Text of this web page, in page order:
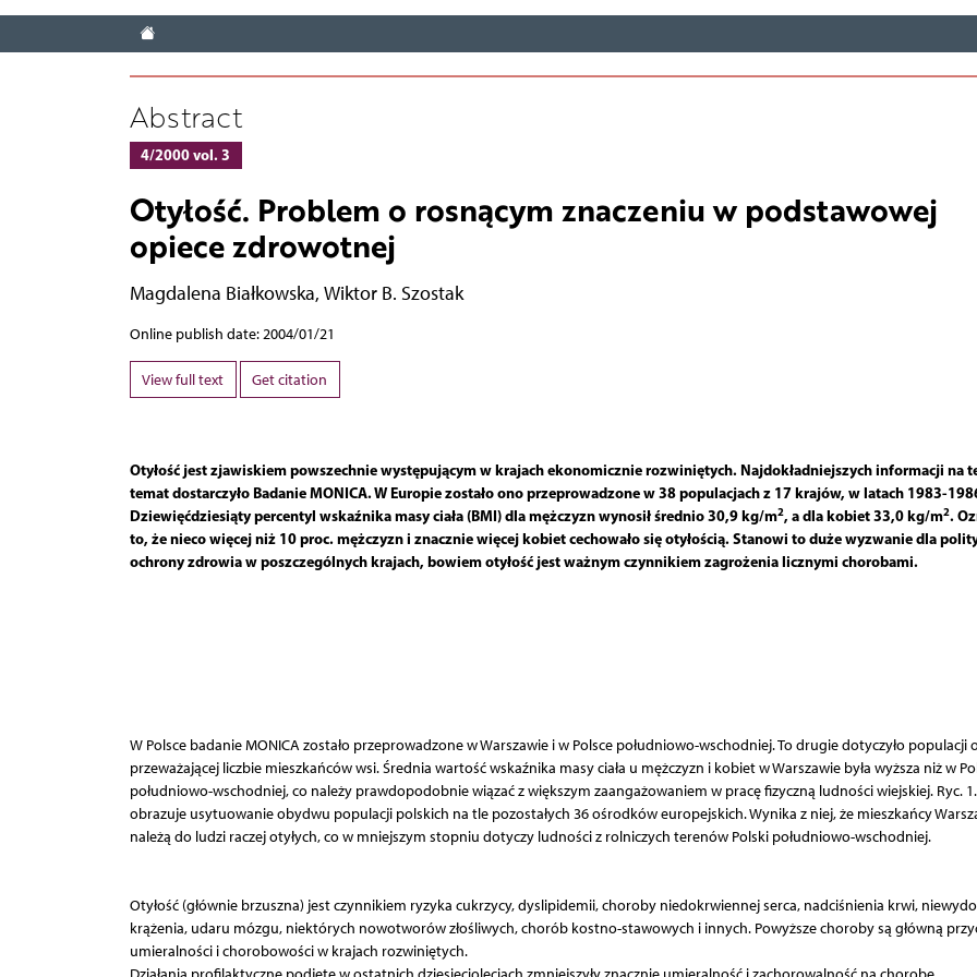
Abstract
4/2000 vol. 3
Otyłość. Problem o rosnącym znaczeniu w podstawowej
opiece zdrowotnej
Magdalena Białkowska, Wiktor B. Szostak
Online publish date: 2004/01/21
View full text Get citation
Otyłość jest zjawiskiem powszechnie występującym w krajach ekonomicznie rozwiniętych. Najdokładniejszych informacji na
temat dostarczyło Badanie MONICA. W Europie zostało ono przeprowadzone w 38 populacjach z 17 krajów, w latach 1983-
Dziewięćdziesiąty percentyl wskaźnika masy ciała (BMI) dla mężczyzn wynosił średnio 30,9 kg/m2, a dla kobiet 33,0 kg/m2.
to, że nieco więcej niż 10 proc. mężczyzn i znacznie więcej kobiet cechowało się otyłością. Stanowi to duże wyzwanie dla
ochrony zdrowia w poszczególnych krajach, bowiem otyłość jest ważnym czynnikiem zagrożenia licznymi chorobami.
W Polsce badanie MONICA zostało przeprowadzone w Warszawie i w Polsce południowo-wschodniej. To drugie dotyczyło populacji
przeważającej liczbie mieszkańców wsi. Średnia wartość wskaźnika masy ciała u mężczyzn i kobiet w Warszawie była wyższa niż w
południowo-wschodniej, co należy prawdopodobnie wiązać z większym zaangażowaniem w pracę fizyczną ludności wiejskiej. Ryc. 1.
obrazuje usytuowanie obydwu populacji polskich na tle pozostałych 36 ośrodków europejskich. Wynika z niej, że mieszkańcy
należą do ludzi raczej otyłych, co w mniejszym stopniu dotyczy ludności z rolniczych terenów Polski południowo-wschodniej.
Otyłość (głównie brzuszna) jest czynnikiem ryzyka cukrzycy, dyslipidemii, choroby niedokrwiennej serca, nadciśnienia krwi,
krążenia, udaru mózgu, niektórych nowotworów złośliwych, chorób kostno-stawowych i innych. Powyższe choroby są główną
umieralności i chorobowości w krajach rozwiniętych.